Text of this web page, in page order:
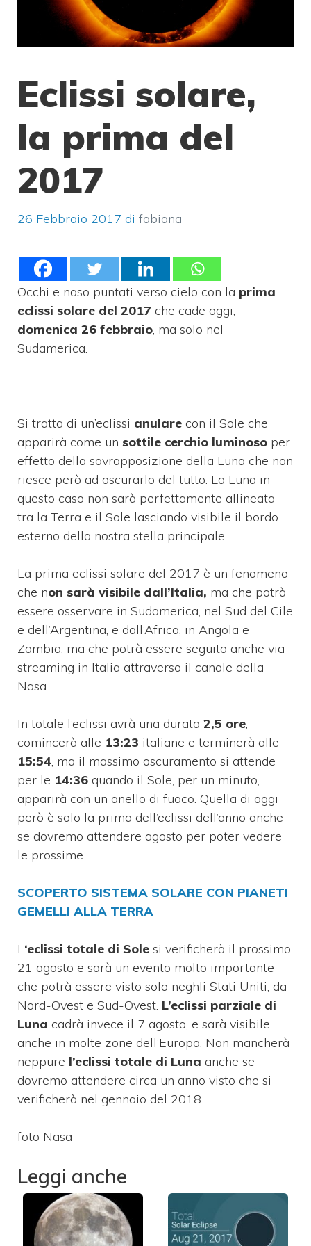
Eclissi solare,
la prima del
2017
26 Febbraio 2017 di fabiana
Occhi e naso puntati verso cielo con la prima
eclissi solare del 2017 che cade oggi,
domenica 26 febbraio, ma solo nel
Sudamerica.
Si tratta di un’eclissi anulare con il Sole che
apparirà come un sottile cerchio luminoso per
effetto della sovrapposizione della Luna che non
riesce però ad oscurarlo del tutto. La Luna in
questo caso non sarà perfettamente allineata
tra la Terra e il Sole lasciando visibile il bordo
esterno della nostra stella principale.
La prima eclissi solare del 2017 è un fenomeno
che non sarà visibile dall’Italia, ma che potrà
essere osservare in Sudamerica, nel Sud del Cile
e dell’Argentina, e dall’Africa, in Angola e
Zambia, ma che potrà essere seguito anche via
streaming in Italia attraverso il canale della
Nasa.
In totale l’eclissi avrà una durata 2,5 ore,
comincerà alle 13:23 italiane e terminerà alle
15:54, ma il massimo oscuramento si attende
per le 14:36 quando il Sole, per un minuto,
apparirà con un anello di fuoco. Quella di oggi
però è solo la prima dell’eclissi dell’anno anche
se dovremo attendere agosto per poter vedere
le prossime.
SCOPERTO SISTEMA SOLARE CON PIANETI
GEMELLI ALLA TERRA
L‘eclissi totale di Sole si verificherà il prossimo
21 agosto e sarà un evento molto importante
che potrà essere visto solo neghli Stati Uniti, da
Nord-Ovest e Sud-Ovest. L’eclissi parziale di
Luna cadrà invece il 7 agosto, e sarà visibile
anche in molte zone dell’Europa. Non mancherà
neppure l’eclissi totale di Luna anche se
dovremo attendere circa un anno visto che si
verificherà nel gennaio del 2018.
foto Nasa
Leggi anche